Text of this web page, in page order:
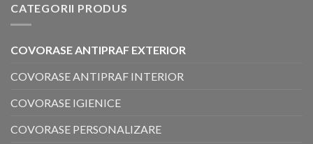
CATEGORII PRODUS
COVORASE ANTIPRAF EXTERIOR
COVORASE ANTIPRAF INTERIOR
COVORASE IGIENICE
COVORASE PERSONALIZARE